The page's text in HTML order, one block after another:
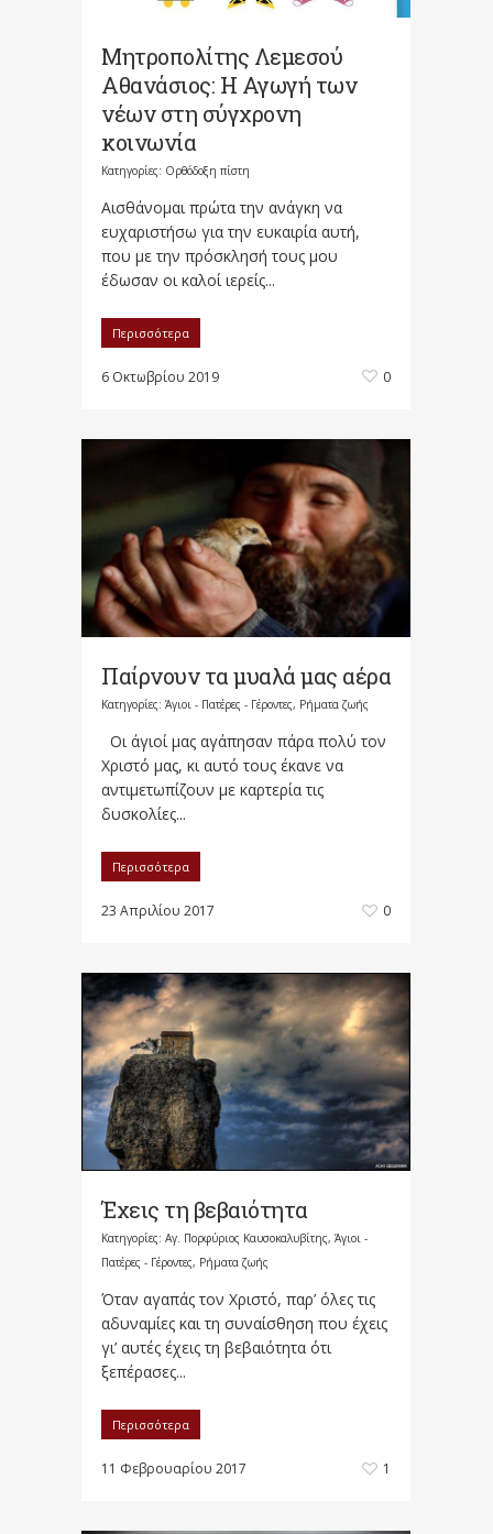
Μητροπολίτης Λεμεσού
Αθανάσιος: Η Αγωγή των
νέων στη σύγχρονη
κοινωνία
Κατηγορίες: Ορθόδοξη πίστη
Αισθάνομαι πρώτα την ανάγκη να
ευχαριστήσω για την ευκαιρία αυτή,
που με την πρόσκλησή τους μου
έδωσαν οι καλοί ιερείς...
Περισσότερα
6 Οκτωβρίου 2019 0
Παίρνουν τα μυαλά μας αέρα
Κατηγορίες: Άγιοι - Πατέρες - Γέροντες, Ρήματα ζωής
Οι άγιοί μας αγάπησαν πάρα πολύ τον
Χριστό μας, κι αυτό τους έκανε να
αντιμετωπίζουν με καρτερία τις
δυσκολίες...
Περισσότερα
23 Απριλίου 2017 0
Έχεις τη βεβαιότητα
Κατηγορίες: Αγ. Πορφύριος Καυσοκαλυβίτης, Άγιοι -
Πατέρες - Γέροντες, Ρήματα ζωής
Όταν αγαπάς τον Χριστό, παρ’ όλες τις
αδυναμίες και τη συναίσθηση που έχεις
γι’ αυτές έχεις τη βεβαιότητα ότι
ξεπέρασες...
Περισσότερα
11 Φεβρουαρίου 2017 1